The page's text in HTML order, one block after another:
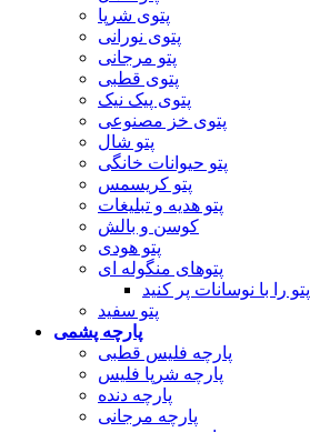
پتوی شرپا
پتوی نورانی
پتو مرجانی
پتوی قطبی
پتوی پیک نیک
پتوی خز مصنوعی
پتو شال
پتو حیوانات خانگی
پتو کریسمس
پتو هدیه و تبلیغات
کوسن و بالش
پتو هودی
پتوهای منگوله ای
پتو را با نوسانات پر کنید
پتو سفید
پارچه پشمی
پارچه فلیس قطبی
پارچه شرپا فلیس
پارچه دنده
پارچه مرجانی